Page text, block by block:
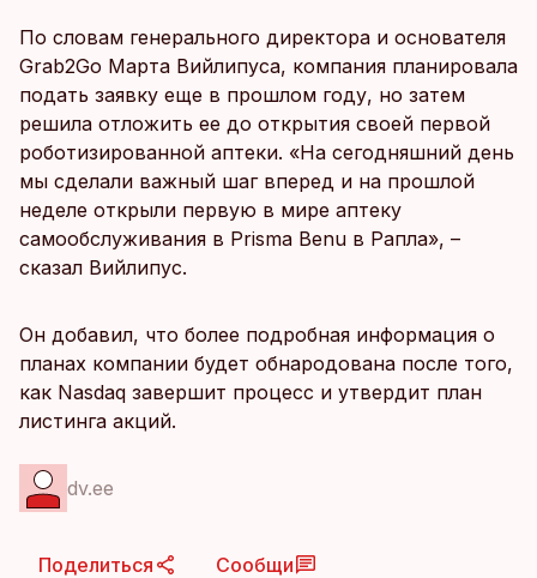
По словам генерального директора и основателя
Grab2Go Марта Вийлипуса, компания планировала
подать заявку еще в прошлом году, но затем
решила отложить ее до открытия своей первой
роботизированной аптеки. «На сегодняшний день
мы сделали важный шаг вперед и на прошлой
неделе открыли первую в мире аптеку
самообслуживания в Prisma Benu в Рапла», –
сказал Вийлипус.
Он добавил, что более подробная информация о
планах компании будет обнародована после того,
как Nasdaq завершит процесс и утвердит план
листинга акций.
dv.ee
Поделиться Сообщи